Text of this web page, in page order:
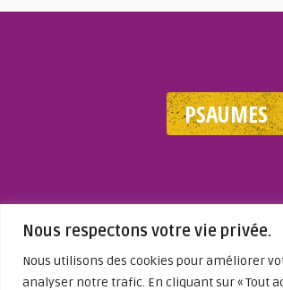
Nous respectons votre vie privée.
Nous utilisons des cookies pour améliorer
analyser notre trafic. En cliquant sur « Tout
PSAUMES